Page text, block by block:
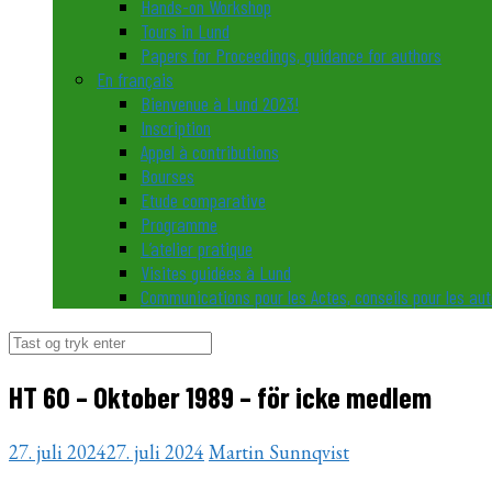
Hands-on Workshop
Tours in Lund
Papers for Proceedings, guidance for authors
En français
Bienvenue à Lund 2023!
Inscription
Appel à contributions
Bourses
Etude comparative
Programme
L’atelier pratique
Visites guidées à Lund
Communications pour les Actes, conseils pour les
Søg
HT 60 – Oktober 1989 – för icke medlem
27. juli 202427. juli 2024 Martin Sunnqvist